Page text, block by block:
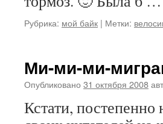
Рубрика: мой байк | Метки:
Ми-ми-ми-
Опубликовано 31 октября 2008
Кстати,